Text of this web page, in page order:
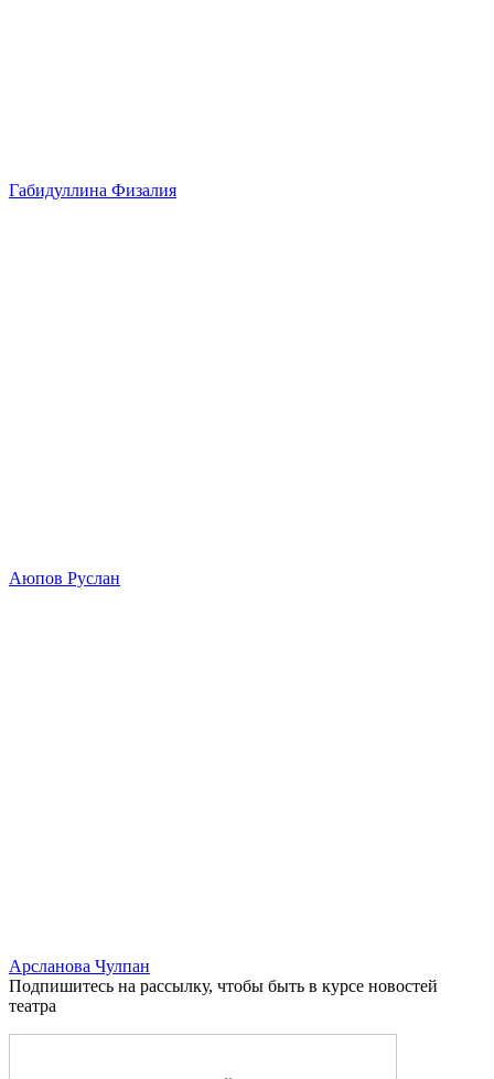
Габидуллина Физалия
Аюпов Руслан
Арсланова Чулпан
Подпишитесь на рассылку, чтобы быть в курсе новостей
театра